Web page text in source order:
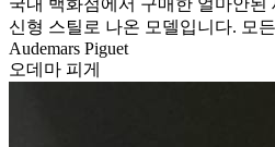
국내 백화점에서 구매한 얼마안된
신형 스틸로 나온 모델입니다. 모
Audemars Piguet
오데마 피게